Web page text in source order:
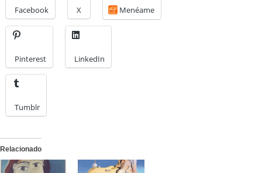
Facebook X Menéame
Pinterest LinkedIn
Tumblr
Relacionado